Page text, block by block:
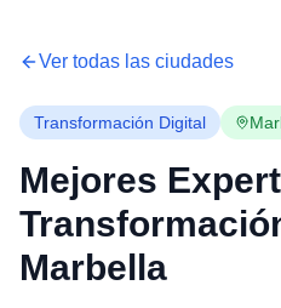
Ver todas las ciudades
Transformación Digital
Mejores
Marbella